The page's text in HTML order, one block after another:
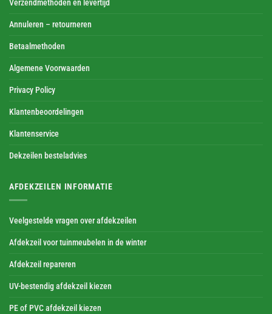
Verzendmethoden en levertijd
Annuleren – retourneren
Betaalmethoden
Algemene Voorwaarden
Privacy Policy
Klantenbeoordelingen
Klantenservice
Dekzeilen besteladvies
AFDEKZEILEN INFORMATIE
Veelgestelde vragen over afdekzeilen
Afdekzeil voor tuinmeubelen in de winter
Afdekzeil repareren
UV-bestendig afdekzeil kiezen
PE of PVC afdekzeil kiezen